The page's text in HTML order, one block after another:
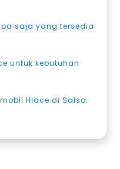
saja yang tersedia
untuk kebutuhan
Hiace di Salsa